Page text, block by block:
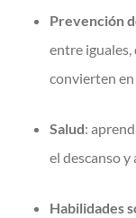
Prevención
entre iguales,
convierten
Salud:
el descanso
Habilidades